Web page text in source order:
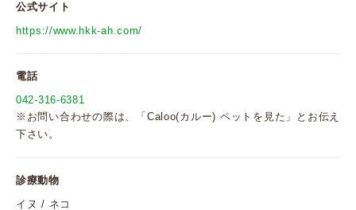
公式サイト
https://www.hkk-ah.com/
電話
042-316-6381
※お問い合わせの際は、「Caloo(カルー) ペットを見た」とお伝え
下さい。
診療動物
イヌ / ネコ